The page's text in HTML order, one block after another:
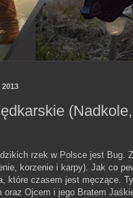
rzek w Polsce jest Bug.
korzenie i karpy). Jak co
które czasem jest męczące.
Ojcem i jego Bratem